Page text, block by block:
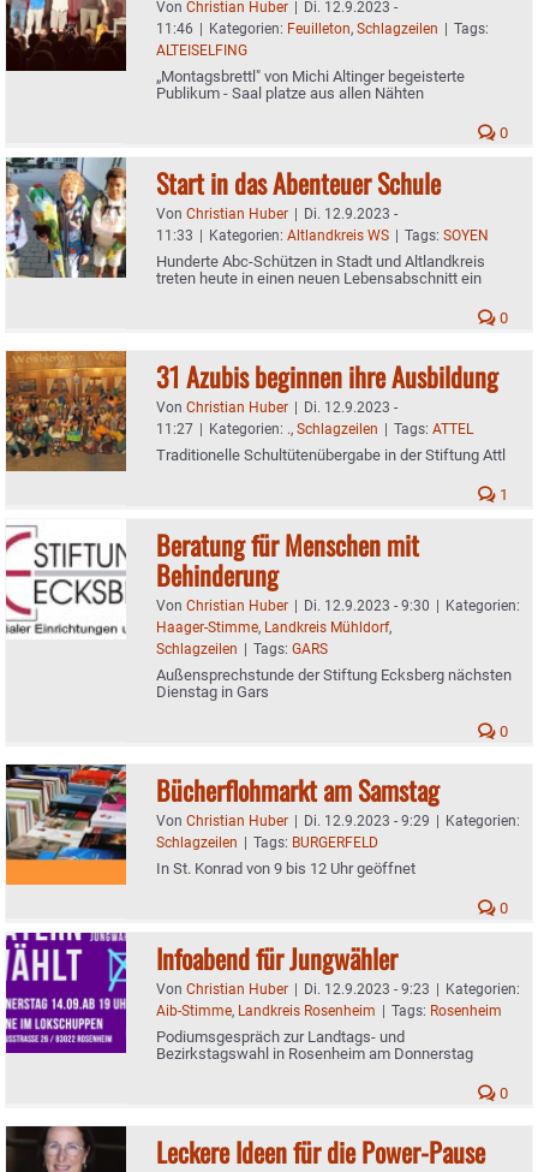
Von Christian Huber | Di. 12.9.2023 -
11:46 | Kategorien: Feuilleton, Schlagzeilen | Tags:
ALTEISELFING
„Montagsbrettl" von Michi Altinger begeisterte
Publikum - Saal platze aus allen Nähten
0
Start in das Abenteuer Schule
Von Christian Huber | Di. 12.9.2023 -
11:33 | Kategorien: Altlandkreis WS | Tags: SOYEN
Hunderte Abc-Schützen in Stadt und Altlandkreis
treten heute in einen neuen Lebensabschnitt ein
0
31 Azubis beginnen ihre Ausbildung
Von Christian Huber | Di. 12.9.2023 -
11:27 | Kategorien: ., Schlagzeilen | Tags: ATTEL
Traditionelle Schultütenübergabe in der Stiftung Attl
1
Beratung für Menschen mit
Behinderung
Von Christian Huber | Di. 12.9.2023 - 9:30 | Kategorien:
Haager-Stimme, Landkreis Mühldorf,
Schlagzeilen | Tags: GARS
Außensprechstunde der Stiftung Ecksberg nächsten
Dienstag in Gars
0
Bücherflohmarkt am Samstag
Von Christian Huber | Di. 12.9.2023 - 9:29 | Kategorien:
Schlagzeilen | Tags: BURGERFELD
In St. Konrad von 9 bis 12 Uhr geöffnet
0
Infoabend für Jungwähler
Von Christian Huber | Di. 12.9.2023 - 9:23 | Kategorien:
Aib-Stimme, Landkreis Rosenheim | Tags: Rosenheim
Podiumsgespräch zur Landtags- und
Bezirkstagswahl in Rosenheim am Donnerstag
0
Leckere Ideen für die Power-Pause